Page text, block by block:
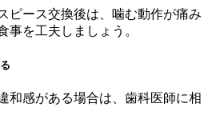
ピース交換後は、噛む動作が痛み
事を工夫しましょう。
和感がある場合は、歯科医師に相